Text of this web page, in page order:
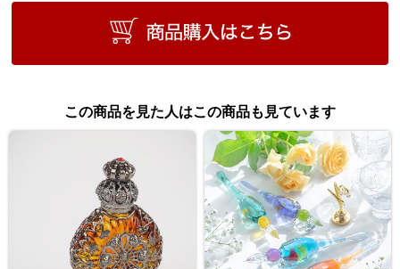
この商品を見た人はこの商品も見ています